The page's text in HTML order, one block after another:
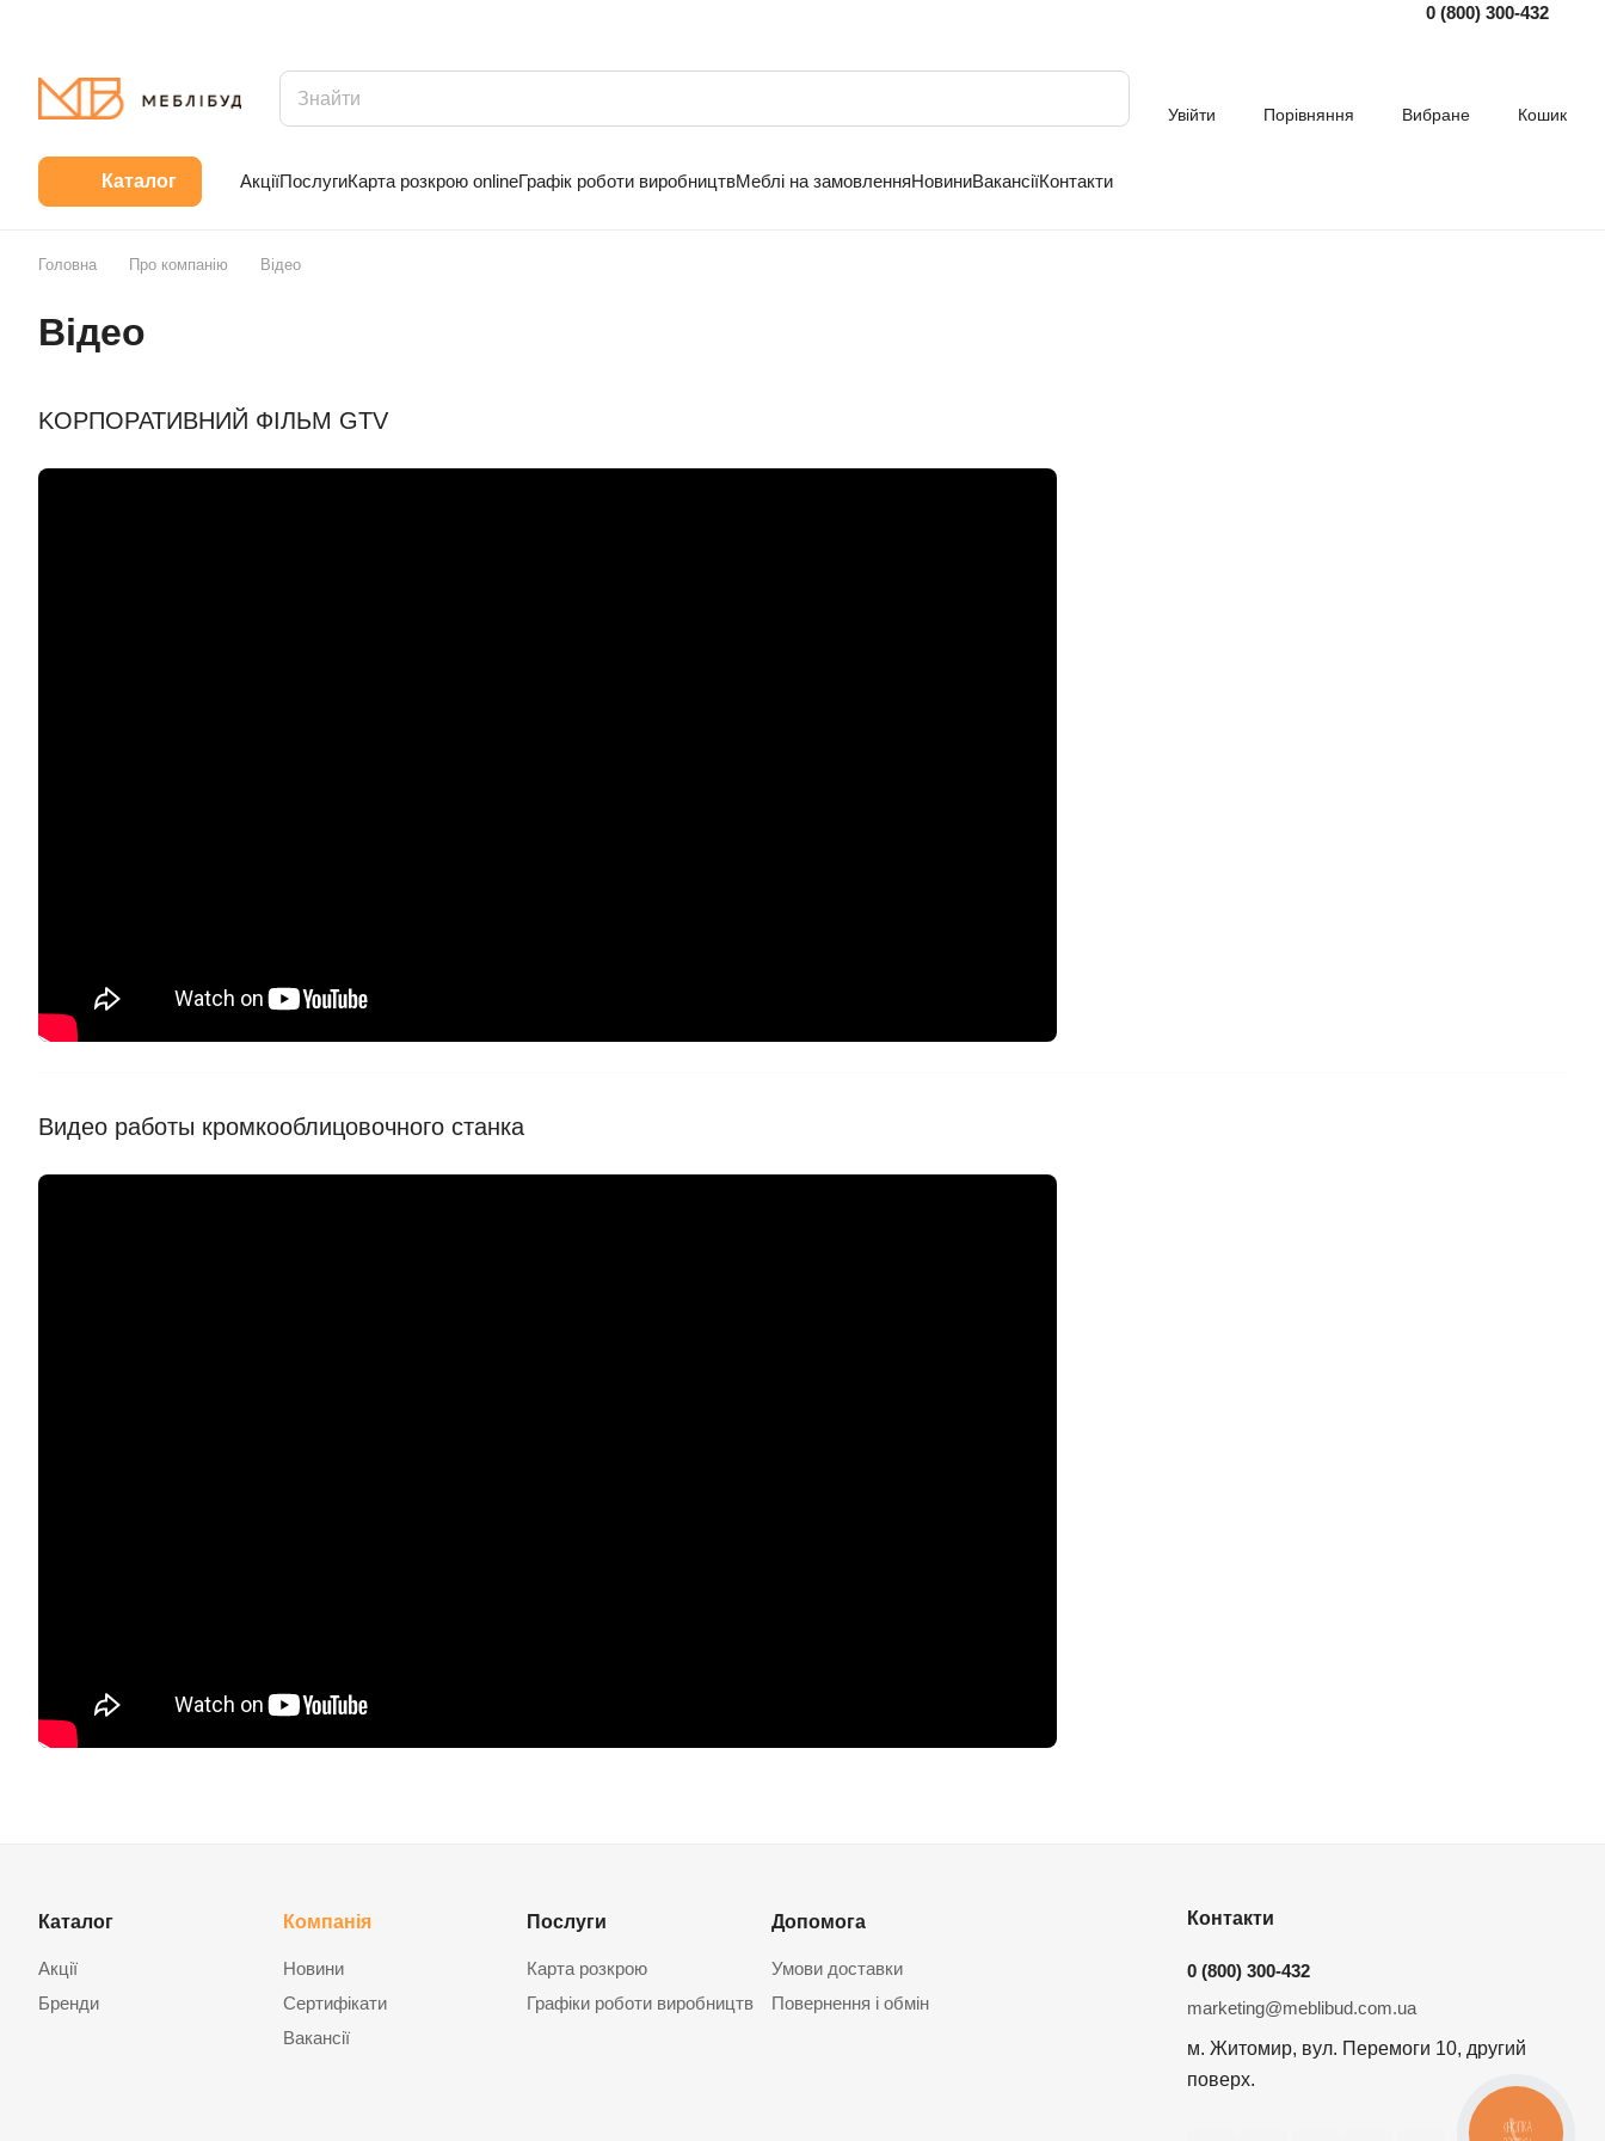
0 (800) 300-432
Увійти Порівняння Вибране Кошик
Каталог АкціїПослугиКарта розкрою onlineГрафік роботи виробництвМеблі на замовленняНовиниВакансіїКонтакти
Головна Про компанію Відео
Відео
KОРПОРАТИВНИЙ ФІЛЬМ GTV
Видео работы кромкооблицовочного станка
Каталог
Акції
Бренди
Компанія
Новини
Сертифікати
Вакансії
Послуги
Карта розкрою
Графіки роботи виробництв
Допомога
Умови доставки
Повернення і обмін
Контакти
0 (800) 300-432
marketing@meblibud.com.ua
м. Житомир, вул. Перемоги 10, другий
поверх.
КНОПКА